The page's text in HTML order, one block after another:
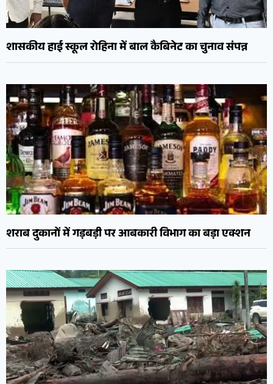
शासकीय हाई स्कूल रोहिना में बाल कैबिनेट का चुनाव संपन्न
शराब दुकानों में गड़बड़ी पर आबकारी विभाग का बड़ा एक्शन